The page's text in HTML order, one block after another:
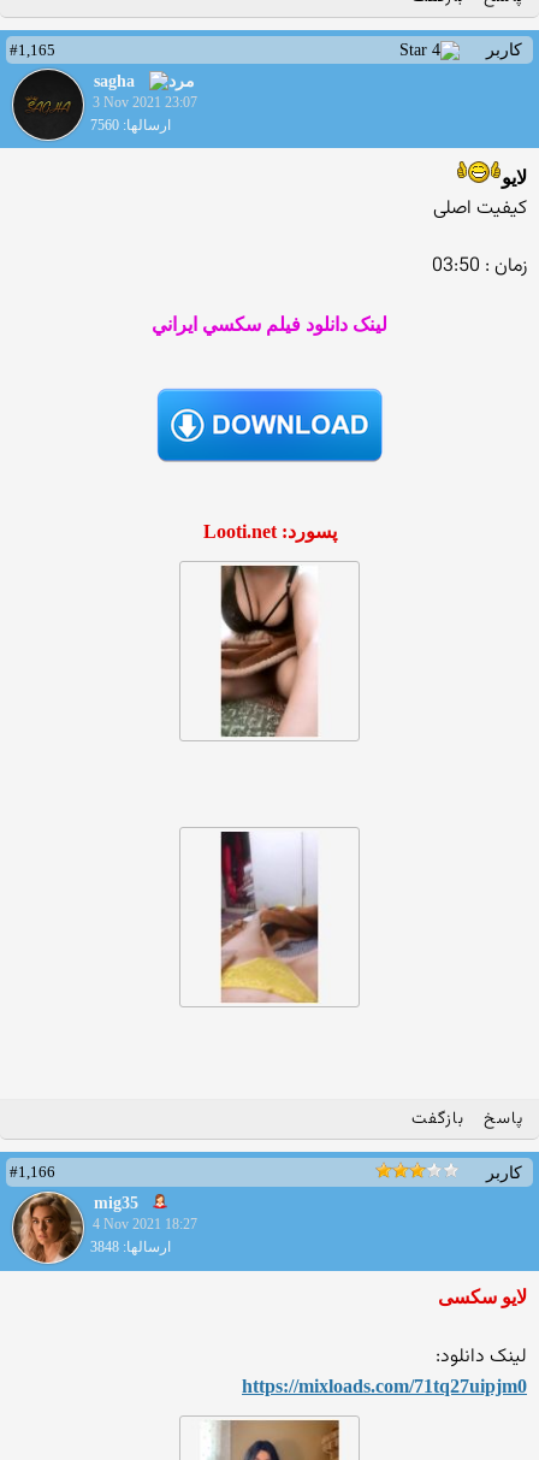
کاربر
#1,165
sagha
3 Nov 2021 23:07
ارسالها: 7560
لایو
کیفیت اصلی
زمان : 03:50
لينک دانلود فيلم سکسي ايراني
پسورد: Looti.net
پاسخ بازگفت
کاربر
#1,166
mig35
4 Nov 2021 18:27
ارسالها: 3848
لایو سکسی
لینک دانلود:
https://mixloads.com/71tq27uipjm0